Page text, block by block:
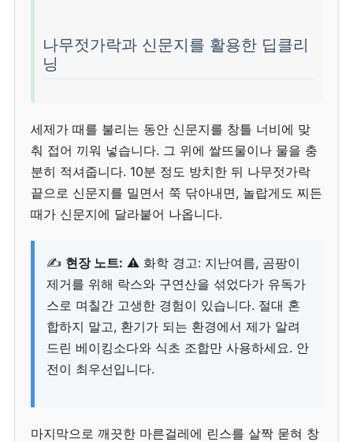
나무젓가락과 신문지를 활용한 딥클리
닝
세제가 때를 불리는 동안 신문지를 창틀 너비에 맞
춰 접어 끼워 넣습니다. 그 위에 쌀뜨물이나 물을 충
분히 적셔줍니다. 10분 정도 방치한 뒤 나무젓가락
끝으로 신문지를 밀면서 쭉 닦아내면, 놀랍게도 찌든
때가 신문지에 달라붙어 나옵니다.
✍️ 현장 노트: ⚠️ 화학 경고: 지난여름, 곰팡이
제거를 위해 락스와 구연산을 섞었다가 유독가
스로 며칠간 고생한 경험이 있습니다. 절대 혼
합하지 말고, 환기가 되는 환경에서 제가 알려
드린 베이킹소다와 식초 조합만 사용하세요. 안
전이 최우선입니다.
마지막으로 깨끗한 마른걸레에 린스를 살짝 묻혀 창